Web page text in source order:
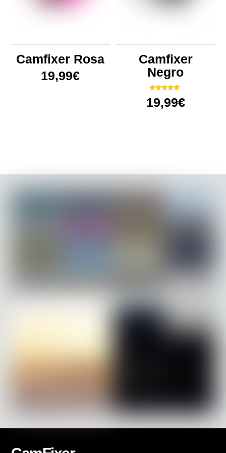
Camfixer Rosa
19,99€
Camfixer
Negro
con
4.86
19,99€